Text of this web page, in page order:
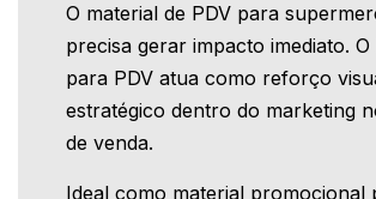
O material de PDV para
precisa gerar impacto imediato. O
para PDV atua como reforço
estratégico dentro do marketing
de venda.
Ideal como material promocional